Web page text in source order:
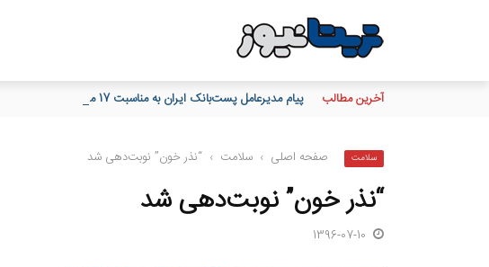
آخرین مطالب پیام مدیرعامل پست‌بانک ایران به مناسبت 17 مرداد روز خبرنگار
سلامت صفحه اصلی › سلامت › “نذر خون” نوبت‌دهی شد
“نذر خون” نوبت‌دهی شد
1396-07-10